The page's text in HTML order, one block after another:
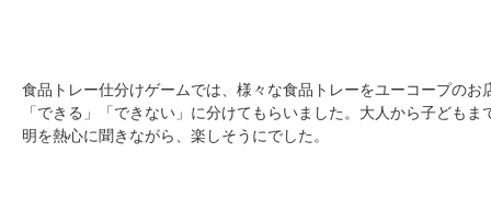
食品トレー仕分けゲームでは、様々な食品トレーをユーコープのお
「できる」「できない」に分けてもらいました。大人から子どもま
明を熱心に聞きながら、楽しそうにでした。